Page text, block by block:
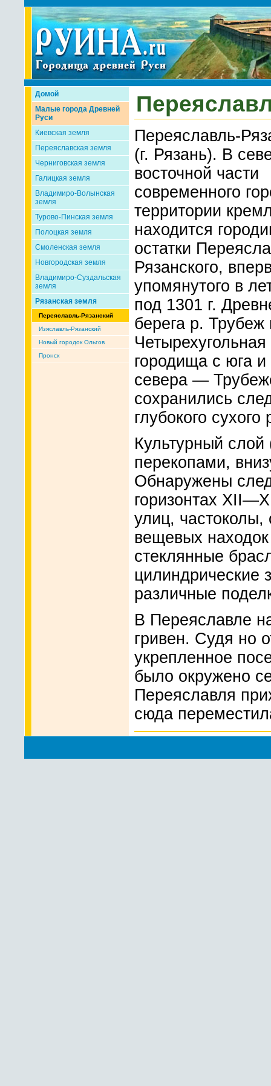
Домой
Малые города Древней
Руси
Киевская земля
Переяславская земля
Черниговская земля
Галицкая земля
Владимиро-Волынская
земля
Турово-Пинская земля
Полоцкая земля
Смоленская земля
Новгородская земля
Владимиро-Суздальская
земля
Рязанская земля
Переяславль-Рязанский
Изяславль-Рязанский
Новый городок Ольгов
Пронск
Переяславль-
(г. Рязань). В
восточной части
современного
территории
находится
остатки
Рязанского,
упомянутого в
под 1301 г.
берега р.
городища с юга
севера —
сохранились
глубокого сухого
Культурный
перекопами,
Обнаружены
горизонтах
улиц, частоколы,
вещевых
стеклянные
цилиндрические
различные
В Переяславле
гривен. Судя но
укрепленное
было окружено
Переяславля
сюда